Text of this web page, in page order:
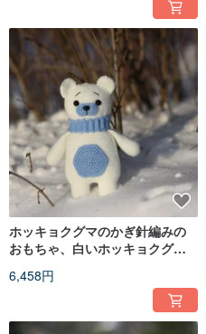
ホッキョクグマのかぎ針編みの
おもちゃ、白いホッキョクグ
編みのクマのぬいぐるみ
6,458円